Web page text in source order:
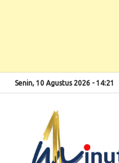
Senin, 10 Agustus 2026 - 14:21